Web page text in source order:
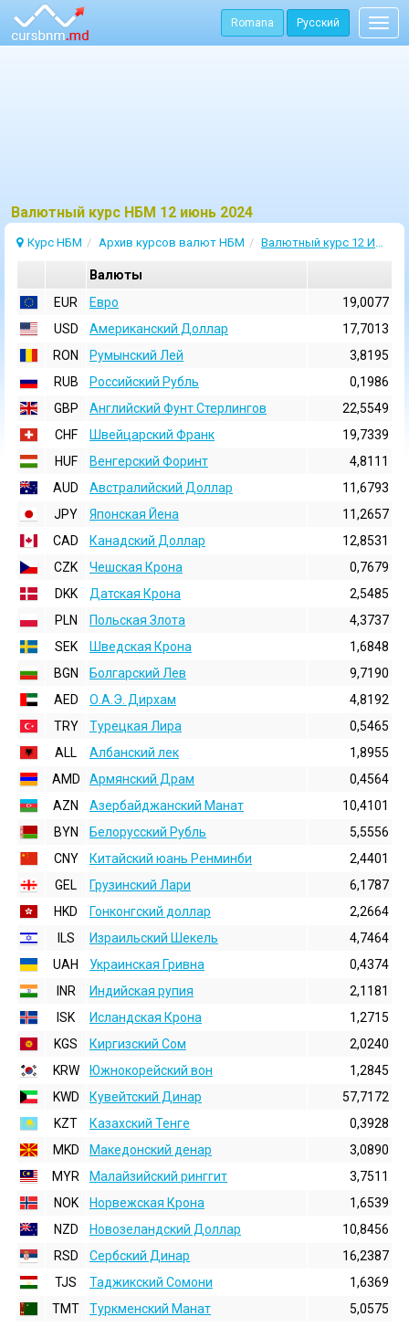
Romana Русский
Bалютный курс НБМ 12 июнь 2024
Курс НБМ Архив курсов валют НБМ Валютный курс 12 Июнь 2024
Валюты
EUR
Евро
19,0077
USD
Aмериканский Доллар
17,7013
RON
Румынский Лей
3,8195
RUB
Российский Рубль
0,1986
GBP
Английский Фунт Стерлингов
22,5549
CHF
Швейцарский Франк
19,7339
HUF
Венгерский Форинт
4,8111
AUD
Австралийский Доллар
11,6793
JPY
Японская Йена
11,2657
CAD
Канадский Доллар
12,8531
CZK
Чешская Крона
0,7679
DKK
Датская Крона
2,5485
PLN
Польская Злота
4,3737
SEK
Шведская Крона
1,6848
BGN
Болгарский Лев
9,7190
AED
О.А.Э. Дирхам
4,8192
TRY
Турецкая Лира
0,5465
ALL
Албанский лек
1,8955
AMD
Армянский Драм
0,4564
AZN
Азербайджанский Манат
10,4101
BYN
Белорусский Рубль
5,5556
CNY
Китайский юань Ренминби
2,4401
GEL
Грузинский Лари
6,1787
HKD
Гонконгский доллаp
2,2664
ILS
Израильский Шекель
4,7464
UAH
Украинская Гривна
0,4374
INR
Индийская pупия
2,1181
ISK
Исландская Крона
1,2715
KGS
Киргизский Сом
2,0240
KRW
Южнокорейский вон
1,2845
KWD
Кувейтский Динар
57,7172
KZT
Казахский Тенге
0,3928
MKD
Македонский денар
3,0890
MYR
Малайзийский ринггит
3,7511
NOK
Норвежская Крона
1,6539
NZD
Новозеландский Доллар
10,8456
RSD
Сербский Динар
16,2387
TJS
Таджикский Сомони
1,6369
TMT
Туркменский Манат
5,0575